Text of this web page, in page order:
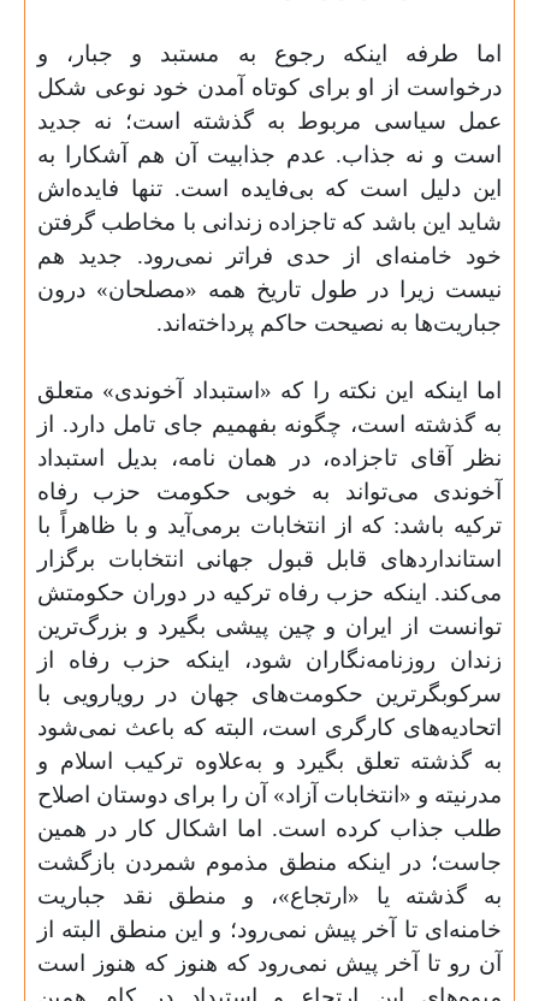
اما طرفه اینکه رجوع به مستبد و جبار، و
درخواست از او برای کوتاه آمدن خود نوعی شکل
عمل سیاسی مربوط به گذشته است؛ نه جدید
است و نه جذاب. عدم جذابیت آن هم آشکارا به
این دلیل است که بی‌فایده است. تنها فایده‌اش
شاید این باشد که تاجزاده زندانی با مخاطب گرفتن
خود خامنه‌ای از حدی فرا‌تر نمی‌رود. جدید هم
نیست زیرا در طول تاریخ همه «مصلحان» درون
جباریت‌ها به نصیحت حاکم پرداخته‌اند.
اما اینکه این نکته را که «استبداد آخوندی» متعلق
به گذشته است، چگونه بفهمیم جای تامل دارد. از
نظر آقای تاجزاده، در‌‌ همان نامه، بدیل استبداد
آخوندی می‌تواند به خوبی حکومت حزب رفاه
ترکیه باشد: که از انتخابات برمی‌آید و با ظاهراً با
استانداردهای قابل قبول جهانی انتخابات برگزار
می‌کند. اینکه حزب رفاه ترکیه در دوران حکومتش
توانست از ایران و چین پیشی بگیرد و بزرگ‌ترین
زندان روزنامه‌نگاران شود، اینکه حزب رفاه از
سرکوبگر‌ترین حکومت‌های جهان در رویارویی با
اتحادیه‌های کارگری است، البته که باعث نمی‌شود
به گذشته تعلق بگیرد و به‌علاوه ترکیب اسلام و
مدرنیته و «انتخابات آزاد» آن را برای دوستان اصلاح
طلب جذاب کرده است. اما اشکال کار در همین
جاست؛ در اینکه منطق مذموم شمردن بازگشت
به گذشته یا «ارتجاع»، و منطق نقد جباریت
خامنه‌ای تا آخر پیش نمی‌رود؛ و این منطق البته از
آن رو تا آخر پیش نمی‌رود که هنوز که هنوز است